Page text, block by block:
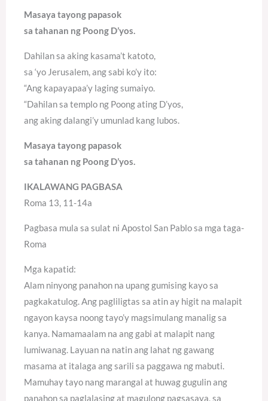
Masaya tayong papasok
sa tahanan ng Poong D’yos.
Dahilan sa aking kasama’t katoto,
sa ‘yo Jerusalem, ang sabi ko’y ito:
“Ang kapayapaa’y laging sumaiyo.
“Dahilan sa templo ng Poong ating D’yos,
ang aking dalangi’y umunlad kang lubos.
Masaya tayong papasok
sa tahanan ng Poong D’yos.
IKALAWANG PAGBASA
Roma 13, 11-14a
Pagbasa mula sa sulat ni Apostol San Pablo sa mga taga-
Roma
Mga kapatid:
Alam ninyong panahon na upang gumising kayo sa
pagkakatulog. Ang pagliligtas sa atin ay higit na malapit
ngayon kaysa noong tayo’y magsimulang manalig sa
kanya. Namamaalam na ang gabi at malapit nang
lumiwanag. Layuan na natin ang lahat ng gawang
masama at italaga ang sarili sa paggawa ng mabuti.
Mamuhay tayo nang marangal at huwag gugulin ang
panahon sa paglalasing at magulong pagsasaya, sa